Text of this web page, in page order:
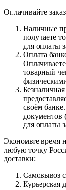
Оплачивайте
Наличные
получаете
для оплаты
Оплата
товарный
своём
для оплаты
Экономьте время
любую точку
доставки:
Самовывоз
Курьерская